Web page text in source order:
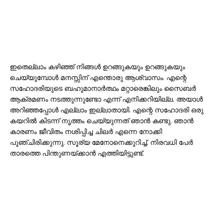
ഇതെല്ലാം കഴിഞ്ഞ് നിങ്ങൾ ഉറങ്ങുകയും ഉറങ്ങുകയും
ചെയ്യുമ്പോൾ മനസ്സിന് എന്തൊരു ആശ്വാസം. എന്റെ
സഹോദരിയുടെ ബഹുമാനാർത്ഥം മറ്റാരെങ്കിലും സൈബർ
ആക്രമണം നടത്തുന്നുണ്ടോ എന്ന് എനിക്കറിയില്ല. അയാൾ
അറിഞ്ഞപ്പോൾ എല്ലാം ഇല്ലാതായി. എന്റെ സഹോദരി ഒരു
കയറിൽ കിടന്ന് നൃത്തം ചെയ്യുന്നത് ഞാൻ കണ്ടു. ഞാൻ
കാരണം ജീവിതം നശിപ്പിച്ച ചിലർ എന്നെ നോക്കി
പുഞ്ചിരിക്കുന്നു. സൂര്യ മേനോനെക്കുറിച്ച്. നിരവധി പേർ
താരത്തെ പിന്തുണയ്ക്കാൻ എത്തിയിട്ടുണ്ട്.